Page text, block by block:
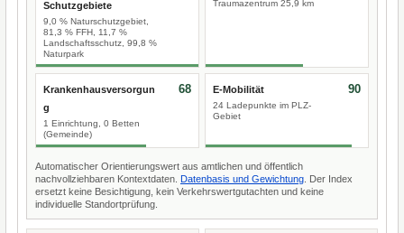
Schutzgebiete
9,0 % Naturschutzgebiet,
81,3 % FFH, 11,7 %
Landschaftsschutz, 99,8 %
Naturpark
Traumazentrum 25,9 km
Krankenhausversorgun
g
1 Einrichtung, 0 Betten
(Gemeinde)
68 E-Mobilität
24 Ladepunkte im PLZ-
Gebiet
90
Automatischer Orientierungswert aus amtlichen und öffentlich
nachvollziehbaren Kontextdaten. Datenbasis und Gewichtung . Der Index
ersetzt keine Besichtigung, kein Verkehrswertgutachten und keine
individuelle Standortprüfung.